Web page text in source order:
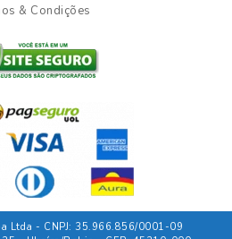
& Condições
Ltda - CNPJ: 35.966.856/0001-09